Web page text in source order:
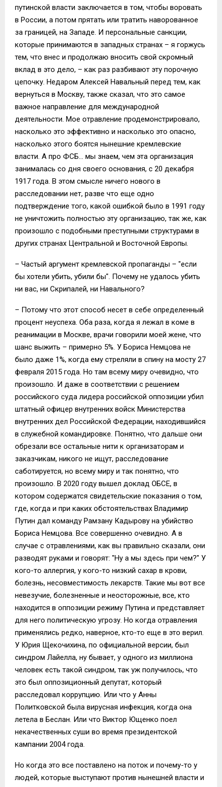
путинской власти заключается в том, чтобы воровать
в России, а потом прятать или тратить наворованное
за границей, на Западе. И персональные санкции,
которые принимаются в западных странах – я горжусь
тем, что внес и продолжаю вносить свой скромный
вклад в это дело, – как раз разбивают эту порочную
цепочку. Недаром Алексей Навальный перед тем, как
вернуться в Москву, также сказал, что это самое
важное направление для международной
деятельности. Мое отравление продемонстрировало,
насколько это эффективно и насколько это опасно,
насколько этого боятся нынешние кремлевские
власти. А про ФСБ… мы знаем, чем эта организация
занималась со дня своего основания, с 20 декабря
1917 года. В этом смысле ничего нового в
расследовании нет, разве что еще одно
подтверждение того, какой ошибкой было в 1991 году
не уничтожить полностью эту организацию, так же, как
произошло с подобными преступными структурами в
других странах Центральной и Восточной Европы.
– Частый аргумент кремлевской пропаганды – "если
бы хотели убить, убили бы". Почему не удалось убить
ни вас, ни Скрипалей, ни Навального?
– Потому что этот способ несет в себе определенный
процент неуспеха. Оба раза, когда я лежал в коме в
реанимации в Москве, врачи говорили моей жене, что
шанс выжить – примерно 5%. У Бориса Немцова не
было даже 1%, когда ему стреляли в спину на мосту 27
февраля 2015 года. Но там всему миру очевидно, что
произошло. И даже в соответствии с решением
российского суда лидера российской оппозиции убил
штатный офицер внутренних войск Министерства
внутренних дел Российской Федерации, находившийся
в служебной командировке. Понятно, что дальше они
обрезали все остальные нити к организаторам и
заказчикам, никого не ищут, расследование
саботируется, но всему миру и так понятно, что
произошло. В 2020 году вышел доклад ОБСЕ, в
котором содержатся свидетельские показания о том,
где, когда и при каких обстоятельствах Владимир
Путин дал команду Рамзану Кадырову на убийство
Бориса Немцова. Все совершенно очевидно. А в
случае с отравлениями, как вы правильно сказали, они
разводят руками и говорят: "Ну а мы здесь при чем?" У
кого-то аллергия, у кого-то низкий сахар в крови,
болезнь, несовместимость лекарств. Такие мы вот все
невезучие, болезненные и неосторожные, все, кто
находится в оппозиции режиму Путина и представляет
для него политическую угрозу. Но когда отравления
применялись редко, наверное, кто-то еще в это верил.
У Юрия Щекочихина, по официальной версии, был
синдром Лайелла, ну бывает, у одного из миллиона
человек есть такой синдром, так уж получилось, что
это был оппозиционный депутат, который
расследовал коррупцию. Или что у Анны
Политковской была вирусная инфекция, когда она
летела в Беслан. Или что Виктор Ющенко поел
некачественных суши во время президентской
кампании 2004 года.
Но когда это все поставлено на поток и почему-то у
людей, которые выступают против нынешней власти и